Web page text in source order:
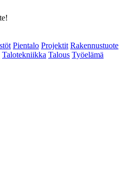
Pientalo Projektit Rakennustuote
Talotekniikka Talous Työelämä